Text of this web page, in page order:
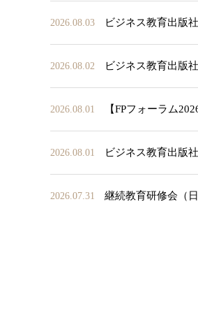
2026.08.03 ビジネス教育出版
2026.08.02 ビジネス教育出版
2026.08.01 【FPフォーラム
2026.08.01 ビジネス教育出版
2026.07.31 継続教育研修会（